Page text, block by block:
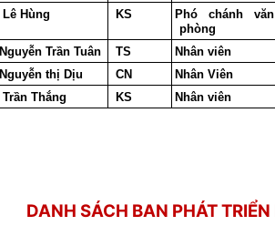
Lê Hùng KS
Phó chánh văn
phòng
Nguyễn Trần Tuân TS Nhân viên
Nguyễn thị Dịu CN Nhân Viên
Trần Thắng KS Nhân viên
DANH SÁCH BAN PHÁT